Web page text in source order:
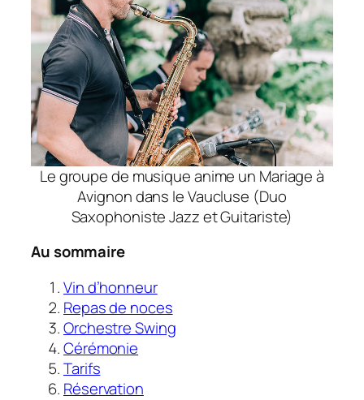
Le groupe de musique anime un Mariage à
Avignon dans le Vaucluse (Duo
Saxophoniste Jazz et Guitariste)
Au sommaire
Vin d’honneur
Repas de noces
Orchestre Swing
Cérémonie
Tarifs
Réservation